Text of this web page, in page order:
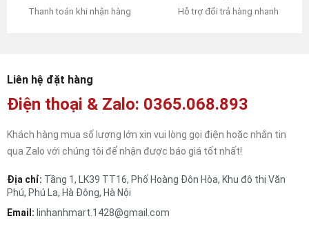
Thanh toán khi nhận hàng Hỗ trợ đổi trả hàng nhanh
Liên hệ đặt hàng
Điện thoại & Zalo: 0365.068.893
Khách hàng mua số lượng lớn xin vui lòng gọi điện hoặc nhắn tin
qua Zalo với chúng tôi để nhận được báo giá tốt nhất!
Địa chỉ: Tầng 1, LK39 TT16, Phố Hoàng Đôn Hòa, Khu đô thị Văn
Phú, Phú La, Hà Đông, Hà Nội
Email: linhanhmart.1428@gmail.com